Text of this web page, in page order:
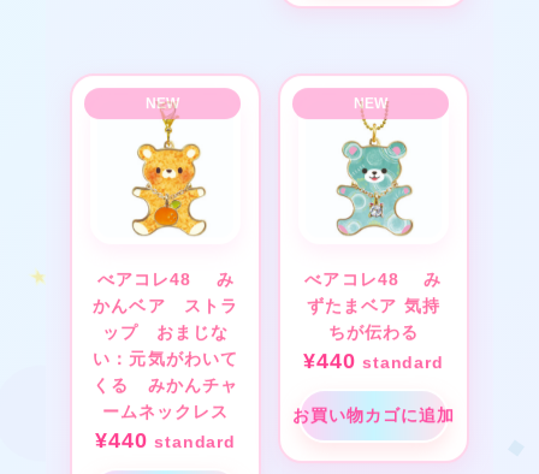
べアコレ48 み
かんベア ストラ
ップ おまじな
い：元気がわいて
くる みかんチャ
ームネックレス
¥440 standard
べアコレ48 み
ずたまベア 気持
ちが伝わる
¥440 standard
お買い物カゴに追加
★